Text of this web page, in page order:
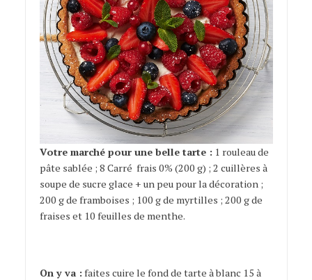
Votre marché pour une belle tarte : 1 rouleau de
pâte sablée ; 8 Carré ­ frais 0% (200 g) ; 2 cuillères à
soupe de sucre glace + un peu pour la décoration ;
200 g de framboises ; 100 g de myrtilles ; 200 g de
fraises et 10 feuilles de menthe.
On y va : faites cuire le fond de tarte à blanc 15 à